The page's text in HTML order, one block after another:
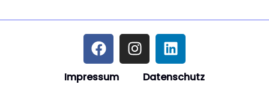
Impressum Datenschutz